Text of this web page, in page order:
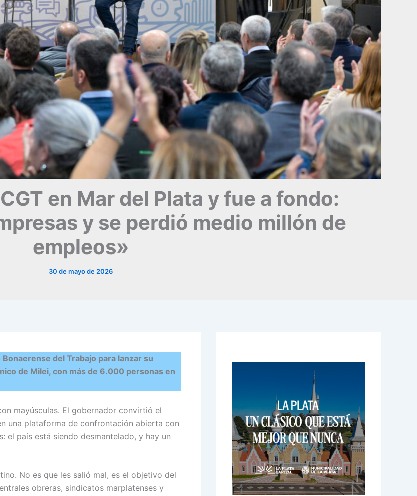
en Mar del Plata y fue a fondo:
y se perdió medio millón de
empleos»
30 de mayo de 2026
del Trabajo para lanzar su
de Milei, con más de 6.000 personas en
mayúsculas. El gobernador convirtió el
una plataforma de confrontación abierta con
el país está siendo desmantelado, y hay un
No es que les salió mal, es el objetivo del
obreras, sindicatos marplatenses y